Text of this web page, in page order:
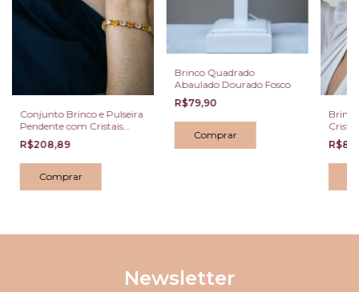
Conjunto Brinco e Pulseira
Pendente com Cristais
Marquise Âmbar e
Transparentes
R$208,89
Brinco Quadrado
Abaulado Dourado Fosco
R$79,90
Ouro
Newsletter